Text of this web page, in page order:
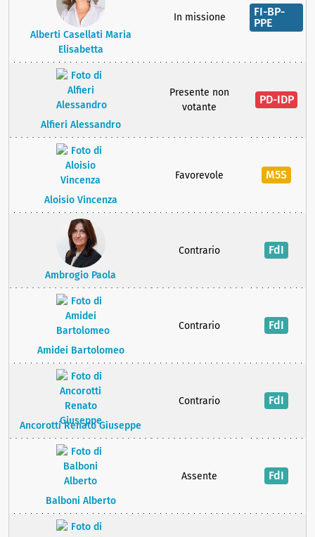
Alberti Casellati Maria
Elisabetta
In missione
FI-BP-
PPE
Alfieri Alessandro
Presente non
votante
PD-IDP
Aloisio Vincenza
Favorevole M5S
Ambrogio Paola
Contrario FdI
Amidei Bartolomeo
Contrario FdI
Ancorotti Renato Giuseppe
Contrario FdI
Balboni Alberto
Assente FdI